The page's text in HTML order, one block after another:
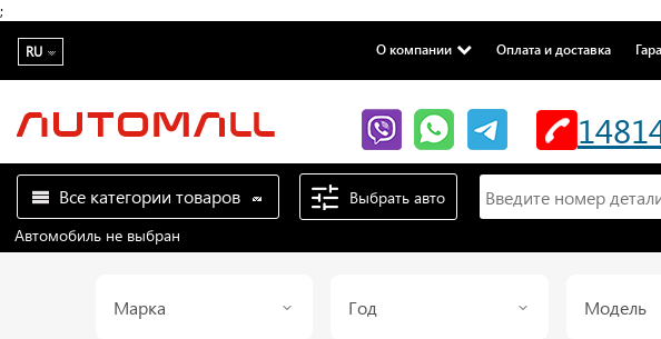
;
RU О компании Оплата и доставка
Все категории товаров
Выбрать авто
Автомобиль не выбран
Марка Год Модель